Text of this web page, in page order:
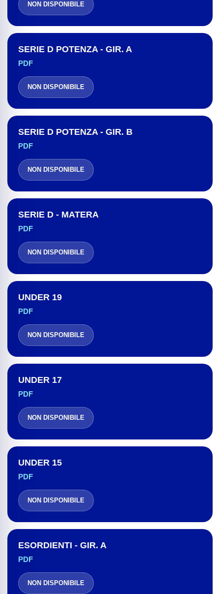
NON DISPONIBILE
SERIE D POTENZA - GIR. A
PDF
NON DISPONIBILE
SERIE D POTENZA - GIR. B
PDF
NON DISPONIBILE
SERIE D - MATERA
PDF
NON DISPONIBILE
UNDER 19
PDF
NON DISPONIBILE
UNDER 17
PDF
NON DISPONIBILE
UNDER 15
PDF
NON DISPONIBILE
ESORDIENTI - GIR. A
PDF
NON DISPONIBILE